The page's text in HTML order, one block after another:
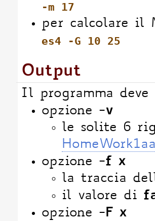
-m 17
per calcolare il
es4 -G 10 25
Output
Il programma
opzione -v
le solite 6
opzione -f x
la traccia
il valore di
opzione -F x